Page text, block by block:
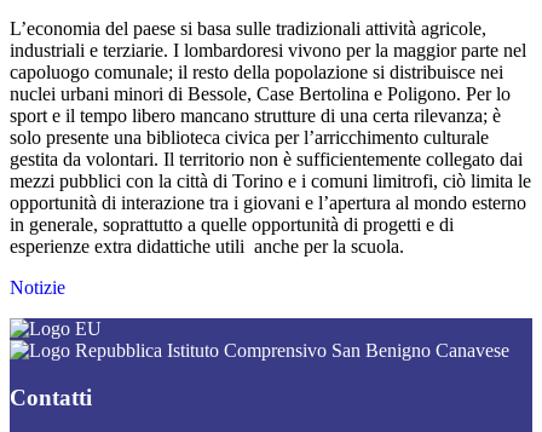
L’economia del paese si basa sulle tradizionali attività agricole,
industriali e terziarie. I lombardoresi vivono per la maggior parte nel
capoluogo comunale; il resto della popolazione si distribuisce nei
nuclei urbani minori di Bessole, Case Bertolina e Poligono. Per lo
sport e il tempo libero mancano strutture di una certa rilevanza; è
solo presente una biblioteca civica per l’arricchimento culturale
gestita da volontari. Il territorio non è sufficientemente collegato dai
mezzi pubblici con la città di Torino e i comuni limitrofi, ciò limita le
opportunità di interazione tra i giovani e l’apertura al mondo esterno
in generale, soprattutto a quelle opportunità di progetti e di
esperienze extra didattiche utili anche per la scuola.
Notizie
Istituto Comprensivo San Benigno Canavese
Contatti